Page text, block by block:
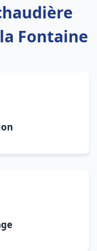
Fontaine